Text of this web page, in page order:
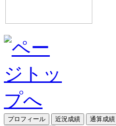
プロフィール 近況成績
通算成績